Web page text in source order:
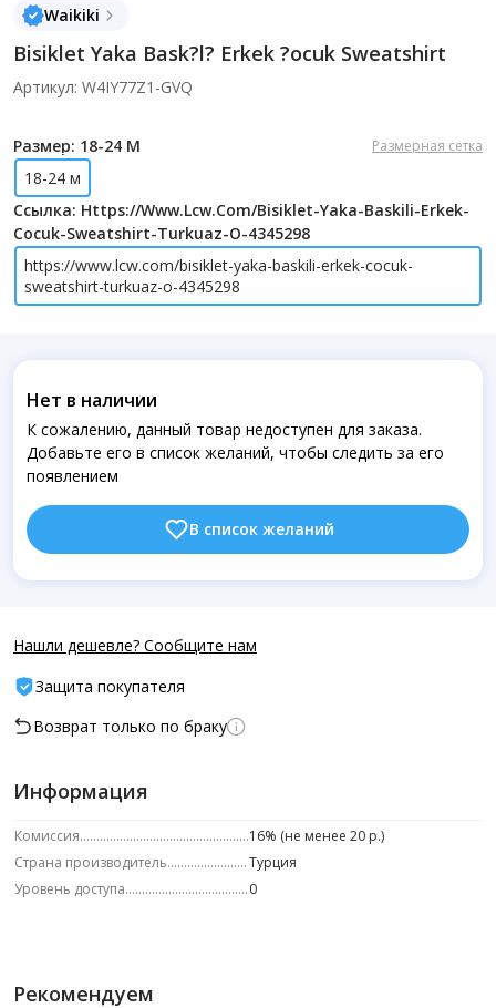
Waikiki
Bisiklet Yaka Bask?l? Erkek ?ocuk Sweatshirt
Артикул: W4IY77Z1-GVQ
Размер: 18-24 М Размерная сетка
18-24 м
Ссылка: Https://www.lcw.com/bisiklet-Yaka-Baskili-Erkek-
Cocuk-Sweatshirt-Turkuaz-O-4345298
https://www.lcw.com/bisiklet-yaka-baskili-erkek-cocuk-
sweatshirt-turkuaz-o-4345298
Нет в наличии
К сожалению, данный товар недоступен для заказа.
Добавьте его в список желаний, чтобы следить за его
появлением
В список желаний
Нашли дешевле? Сообщите нам
Защита покупателя
Возврат только по браку
Информация
Комиссия
16% (не менее 20 р.)
Страна производитель
Турция
Уровень доступа
0
Рекомендуем